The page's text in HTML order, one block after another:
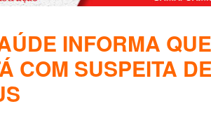
INFORMA
COM SUSPEITA DE